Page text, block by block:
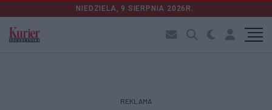
NIEDZIELA, 9 SIERPNIA 2026R.
REKLAMA